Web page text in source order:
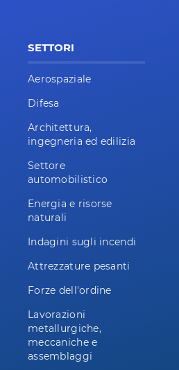
SETTORI
Aerospaziale
Difesa
Architettura,
ingegneria ed edilizia
Settore
automobilistico
Energia e risorse
naturali
Indagini sugli incendi
Attrezzature pesanti
Forze dell'ordine
Lavorazioni
metallurgiche,
meccaniche e
assemblaggi